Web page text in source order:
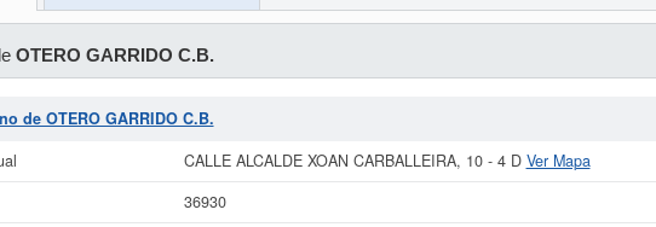
OTERO GARRIDO C.B.
de OTERO GARRIDO C.B.
CALLE ALCALDE XOAN CARBALLEIRA, 10 - 4 D Ver Mapa
36930